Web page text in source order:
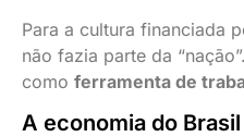
Para a cultura financiada
não fazia parte da
como ferramenta de
A economia do